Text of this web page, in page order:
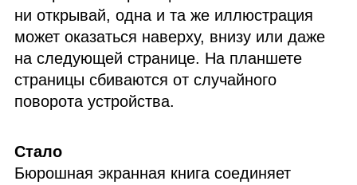
ни открывай, одна и та же иллюстрация
может оказаться наверху, внизу или даже
на следующей странице. На планшете
страницы сбиваются от случайного
поворота устройства.
Стало
Бюрошная экранная книга соединяет